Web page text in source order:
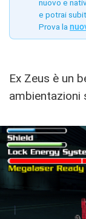
nuovo e
e potrai
Prova la
Ex Zeus è un
ambientazioni